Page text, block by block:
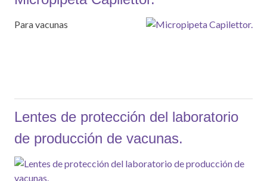
Para vacunas
Lentes de protección del laboratorio
de producción de vacunas.